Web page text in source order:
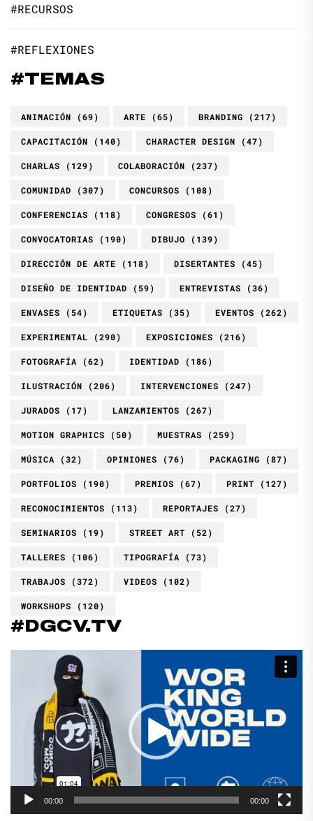
#RECURSOS
#REFLEXIONES
#TEMAS
ANIMACIÓN (69) ARTE (65) BRANDING (217)
CAPACITACIÓN (140) CHARACTER DESIGN (47)
CHARLAS (129) COLABORACIÓN (237)
COMUNIDAD (307) CONCURSOS (108)
CONFERENCIAS (118) CONGRESOS (61)
CONVOCATORIAS (190) DIBUJO (139)
DIRECCIÓN DE ARTE (118) DISERTANTES (45)
DISEÑO DE IDENTIDAD (59) ENTREVISTAS (36)
ENVASES (54) ETIQUETAS (35) EVENTOS (262)
EXPERIMENTAL (290) EXPOSICIONES (216)
FOTOGRAFÍA (62) IDENTIDAD (186)
ILUSTRACIÓN (206) INTERVENCIONES (247)
JURADOS (17) LANZAMIENTOS (267)
MOTION GRAPHICS (50) MUESTRAS (259)
MÚSICA (32) OPINIONES (76) PACKAGING (87)
PORTFOLIOS (190) PREMIOS (67) PRINT (127)
RECONOCIMIENTOS (113) REPORTAJES (27)
SEMINARIOS (19) STREET ART (52)
TALLERES (106) TIPOGRAFÍA (73)
TRABAJOS (372) VIDEOS (102)
WORKSHOPS (120)
#DGCV.TV
Reproductor
00:00 00:00